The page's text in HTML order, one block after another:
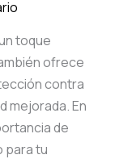
toque
ofrece
contra
mejorada. En
de
para tu